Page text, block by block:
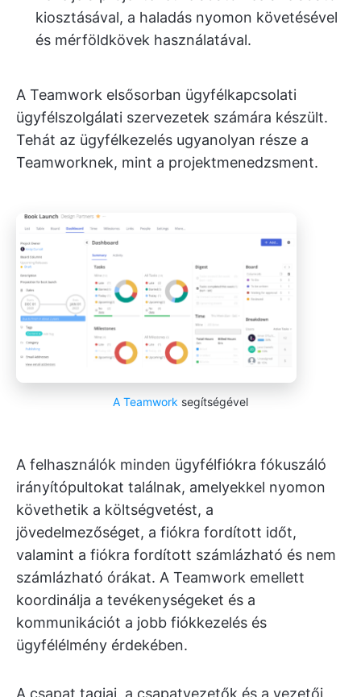
kiosztásával, a haladás nyomon követésével
és mérföldkövek használatával.
A Teamwork elsősorban ügyfélkapcsolati
ügyfélszolgálati szervezetek számára készült.
Tehát az ügyfélkezelés ugyanolyan része a
Teamworknek, mint a projektmenedzsment.
A Teamwork segítségével
A felhasználók minden ügyfélfiókra fókuszáló
irányítópultokat találnak, amelyekkel nyomon
követhetik a költségvetést, a
jövedelmezőséget, a fiókra fordított időt,
valamint a fiókra fordított számlázható és nem
számlázható órákat. A Teamwork emellett
koordinálja a tevékenységeket és a
kommunikációt a jobb fiókkezelés és
ügyfélélmény érdekében.
A csapat tagjai, a csapatvezetők és a vezetői